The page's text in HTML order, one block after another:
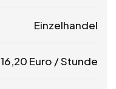
Einzelhandel
16,20 Euro / Stunde